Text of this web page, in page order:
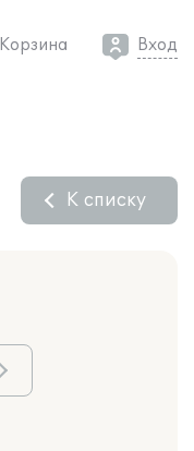
Корзина Вход
К списку